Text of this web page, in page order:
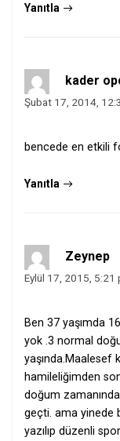
Yanıtla
kader
Şubat 17, 2014,
bencede en etkili
Yanıtla
Zeynep
Eylül 17, 2015, 5:21
Ben 37 yaşımda
yok .3 normal
yaşında.Maalesef
hamileliğimden
doğum
geçti. ama yinede
yazılıp düzenli